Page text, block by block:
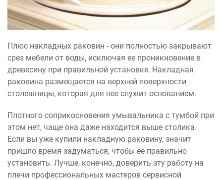
Плюс накладных раковин - они полностью закрывают
срез мебели от воды, исключая ее проникновение в
древесину при правильной установке. Накладная
раковина размещается на верхней поверхности
столешницы, которая для нее служит основанием.
Плотного соприкосновения умывальника с тумбой при
этом нет, чаще она даже находится выше столика.
Если вы уже купили накладную раковину, значит
пришло время задуматься, чтобы ее правильно
установить. Лучше, конечно, доверить эту работу на
плечи профессиональных мастеров сервисной